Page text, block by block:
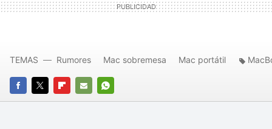
FACEBOOK
TWITTERFLIPBOARD
E-
WHATSAPP
TEMAS Rumores Mac sobremesa Mac portátil